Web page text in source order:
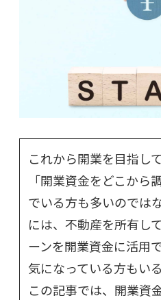
これから開業を目指し
「開業資金をどこから
でいる方も多いのでは
には、不動産を所有し
ーンを開業資金に活用
気になっている方もい
この記事では、開業資